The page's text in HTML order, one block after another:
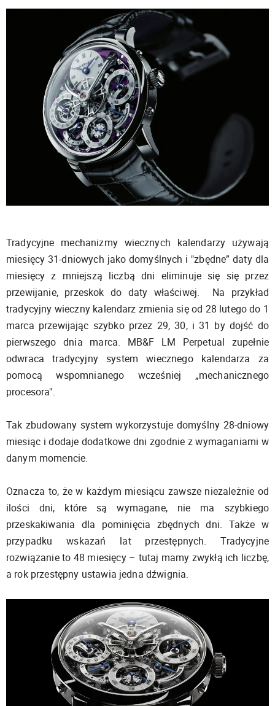
Tradycyjne mechanizmy wiecznych kalendarzy używają
miesięcy 31-dniowych jako domyślnych i "zbędne” daty dla
miesięcy z mniejszą liczbą dni eliminuje się się przez
przewijanie, przeskok do daty właściwej. Na przykład
tradycyjny wieczny kalendarz zmienia się od 28 lutego do 1
marca przewijając szybko przez 29, 30, i 31 by dojść do
pierwszego dnia marca. MB&F LM Perpetual zupełnie
odwraca tradycyjny system wiecznego kalendarza za
pomocą wspomnianego wcześniej „mechanicznego
procesora".
Tak zbudowany system wykorzystuje domyślny 28-dniowy
miesiąc i dodaje dodatkowe dni zgodnie z wymaganiami w
danym momencie.
Oznacza to, że w każdym miesiącu zawsze niezależnie od
ilości dni, które są wymagane, nie ma szybkiego
przeskakiwania dla pominięcia zbędnych dni. Także w
przypadku wskazań lat przestępnych. Tradycyjne
rozwiązanie to 48 miesięcy – tutaj mamy zwykłą ich liczbę,
a rok przestępny ustawia jedna dźwignia.